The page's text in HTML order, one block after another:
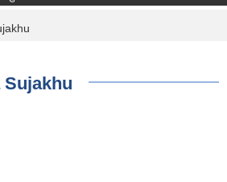
Sujakhu